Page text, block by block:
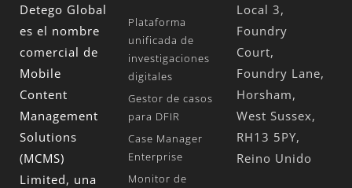
Detego Global
es el nombre
comercial de
Mobile
Content
Management
Solutions
(MCMS)
Limited, una
Plataforma
unificada de
investigaciones
digitales
Gestor de casos
para DFIR
Case Manager
Enterprise
Monitor de
Local 3,
Foundry
Court,
Foundry Lane,
Horsham,
West Sussex,
RH13 5PY,
Reino Unido